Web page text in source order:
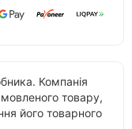
Компанія
товару,
його товарного